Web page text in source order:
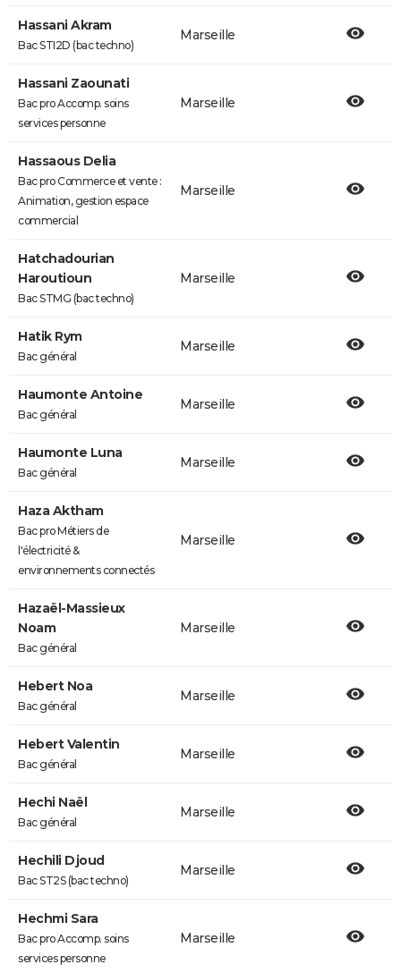
Hassani Akram
Bac STI2D (bac techno)
Marseille
Hassani Zaounati
Bac pro Accomp. soins
services personne
Marseille
Hassaous Delia
Bac pro Commerce et vente :
Animation, gestion espace
commercial
Marseille
Hatchadourian
Haroutioun
Bac STMG (bac techno)
Marseille
Hatik Rym
Bac général
Marseille
Haumonte Antoine
Bac général
Marseille
Haumonte Luna
Bac général
Marseille
Haza Aktham
Bac pro Métiers de
l'électricité &
environnements connectés
Marseille
Hazaël-Massieux
Noam
Bac général
Marseille
Hebert Noa
Bac général
Marseille
Hebert Valentin
Bac général
Marseille
Hechi Naël
Bac général
Marseille
Hechili Djoud
Bac ST2S (bac techno)
Marseille
Hechmi Sara
Bac pro Accomp. soins
services personne
Marseille